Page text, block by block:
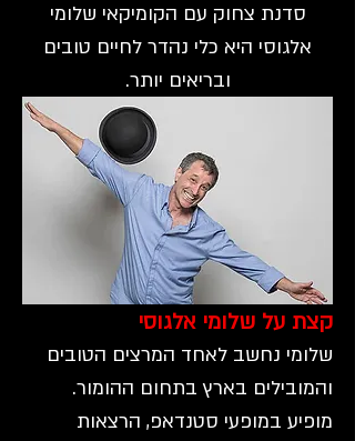
סדנת צחוק עם הקומיקאי שלומי
אלגוסי היא כלי נהדר לחיים טובים
ובריאים יותר.
קצת על שלומי אלגוסי
שלומי נחשב לאחד המרצים הטובים
והמובילים בארץ בתחום ההומור.
מופיע במופעי סטנדאפ, הרצאות